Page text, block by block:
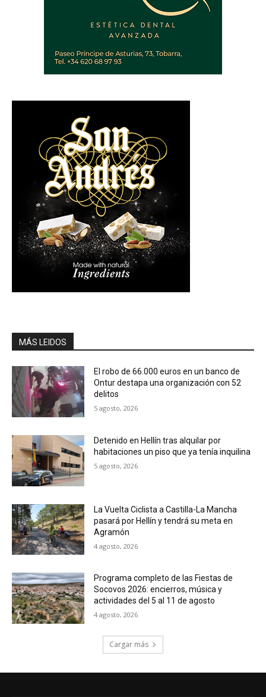
MÁS LEIDOS
El robo de 66.000 euros en un banco de
Ontur destapa una organización con 52
delitos
5 agosto, 2026
Detenido en Hellín tras alquilar por
habitaciones un piso que ya tenía inquilina
5 agosto, 2026
La Vuelta Ciclista a Castilla-La Mancha
pasará por Hellín y tendrá su meta en
Agramón
4 agosto, 2026
Programa completo de las Fiestas de
Socovos 2026: encierros, música y
actividades del 5 al 11 de agosto
4 agosto, 2026
Cargar más